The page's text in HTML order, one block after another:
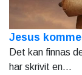
Jesus
Det kan finnas
har skrivit en...